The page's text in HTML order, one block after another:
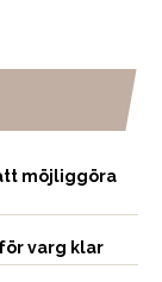
möjliggöra
varg klar